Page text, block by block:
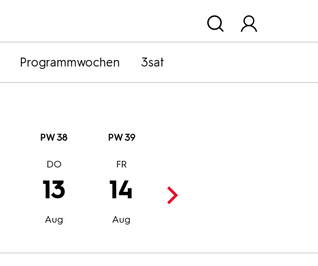
Programmwochen 3sat
PW 38 PW 39
13
Aug
DO
14
Aug
FR
15